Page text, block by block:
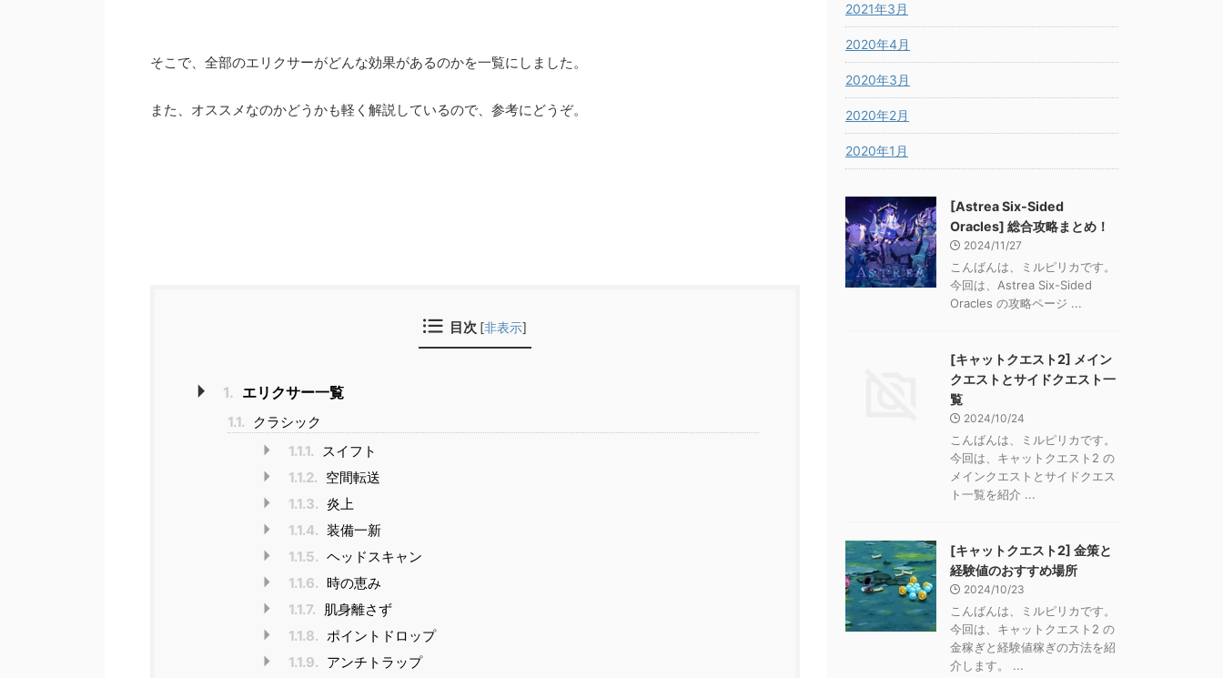
そこで、全部のエリクサーがどんな効果があるのかを一覧にしました。
また、オススメなのかどうかも軽く解説しているので、参考にどうぞ。
目次 [非表示]
1. エリクサー一覧
1.1. クラシック
1.1.1. スイフト
1.1.2. 空間転送
1.1.3. 炎上
1.1.4. 装備一新
1.1.5. ヘッドスキャン
1.1.6. 時の恵み
1.1.7. 肌身離さず
1.1.8. ポイントドロップ
1.1.9. アンチトラップ
2021年3月
2020年4月
2020年3月
2020年2月
2020年1月
[Astrea Six-Sided
Oracles] 総合攻略まとめ！
2024/11/27
こんばんは、ミルピリカです。
今回は、Astrea Six-Sided
Oracles の攻略ページ ...
[キャットクエスト2] メイン
クエストとサイドクエスト一
覧
2024/10/24
こんばんは、ミルピリカです。
今回は、キャットクエスト2 の
メインクエストとサイドクエス
ト一覧を紹介 ...
[キャットクエスト2] 金策と
経験値のおすすめ場所
2024/10/23
こんばんは、ミルピリカです。
今回は、キャットクエスト2 の
金稼ぎと経験値稼ぎの方法を紹
介します。 ...